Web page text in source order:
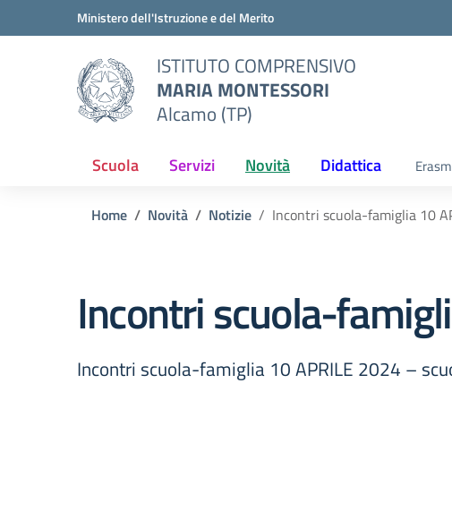
Vai ai contenuti
Vai al menu di navigazioneMinistero dell'Istruzione e del Merito
ISTITUTO COMPRENSIVO
MARIA MONTESSORI
Alcamo (TP)
Scuola Servizi Novità Didattica
Home Novità Notizie Incontri scuola-famiglia 10
Incontri scuola-
Incontri scuola-famiglia 10 APRILE 2024 –